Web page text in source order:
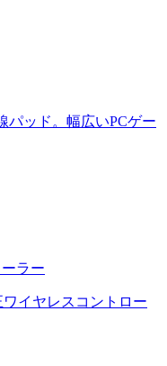
パッド。幅広いPCゲー
ラー
イヤレスコントロー